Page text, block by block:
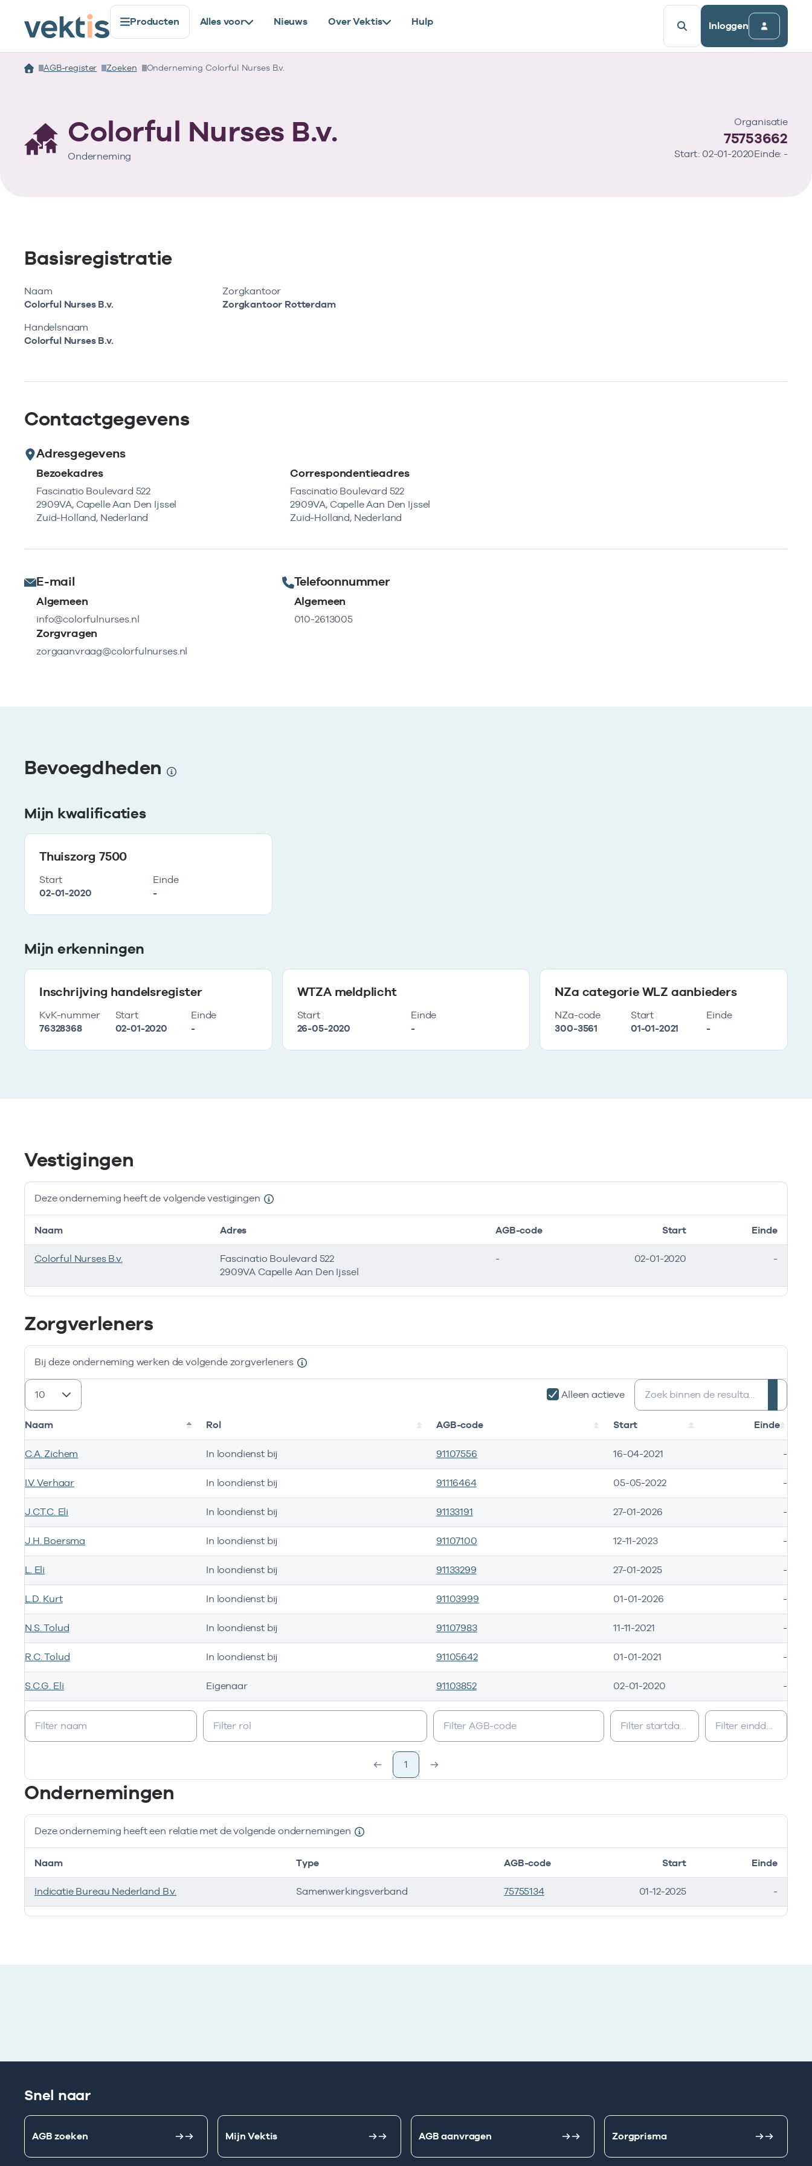
Producten Alles voor Nieuws Over Vektis Hulp Inloggen
AGB-register Zoeken Onderneming Colorful Nurses B.v.
Colorful Nurses B.v.
Onderneming
Organisatie
75753662
Start: 02-01-2020Einde: -
Basisregistratie
Naam
Colorful Nurses B.v.
Handelsnaam
Colorful Nurses B.v.
Zorgkantoor
Zorgkantoor Rotterdam
Contactgegevens
Adresgegevens
Bezoekadres
Fascinatio Boulevard 522
2909VA, Capelle Aan Den Ijssel
Zuid-Holland, Nederland
Correspondentieadres
Fascinatio Boulevard 522
2909VA, Capelle Aan Den Ijssel
Zuid-Holland, Nederland
E-mail
Algemeen
info@colorfulnurses.nl
Zorgvragen
zorgaanvraag@colorfulnurses.nl
Telefoonnummer
Algemeen
010-2613005
Bevoegdheden
Mijn kwalificaties
Thuiszorg 7500
Start
02-01-2020
Einde
-
Mijn erkenningen
Inschrijving handelsregister
KvK-nummer
76328368
Start
02-01-2020
Einde
-
WTZA meldplicht
Start
26-05-2020
Einde
-
NZa categorie WLZ aanbieders
NZa-code
300-3561
Start
01-01-2021
Einde
-
Vestigingen
Deze onderneming heeft de volgende vestigingen
Deze onderneming heeft de volgende vestigingen
Naam Adres AGB-code Start Einde
Colorful Nurses B.v.
Fascinatio Boulevard 522
2909VA Capelle Aan Den Ijssel
- 02-01-2020 -
Zorgverleners
Bij deze onderneming werken de volgende zorgverleners
Alleen actieve
Zoeken:
Naam Rol AGB-code Start Einde
C.A. Zichem In loondienst bij 91107556 16-04-2021 -
I.V. Verhaar In loondienst bij 91116464 05-05-2022 -
J.C.T.C. Eli In loondienst bij 91133191 27-01-2026 -
J.H. Boersma In loondienst bij 91107100 12-11-2023 -
L. Eli In loondienst bij 91133299 27-01-2025 -
L.D. Kurt In loondienst bij 91103999 01-01-2026 -
N.S. Tolud In loondienst bij 91107983 11-11-2021 -
R.C. Tolud In loondienst bij 91105642 01-01-2021 -
S.C.G. Eli Eigenaar 91103852 02-01-2020 -
1
Ondernemingen
Deze onderneming heeft een relatie met de volgende ondernemingen
Deze onderneming heeft een relatie met de volgende ondernemingen
Naam Type AGB-code Start Einde
Indicatie Bureau Nederland B.v. Samenwerkingsverband 75755134 01-12-2025 -
Snel naar
AGB zoeken Mijn Vektis AGB aanvragen Zorgprisma